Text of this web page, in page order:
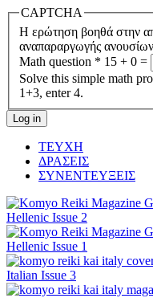
CAPTCHA
Η ερώτηση βοηθά στην
αναπαραργωγής
Math question * 15 + 0 =
Solve this simple math
1+3, enter 4.
ΤΕΥΧΗ
ΔΡΑΣΕΙΣ
ΣΥΝΕΝΤΕΥΞΕΙΣ
Hellenic Issue 2
Hellenic Issue 1
Italian Issue 3